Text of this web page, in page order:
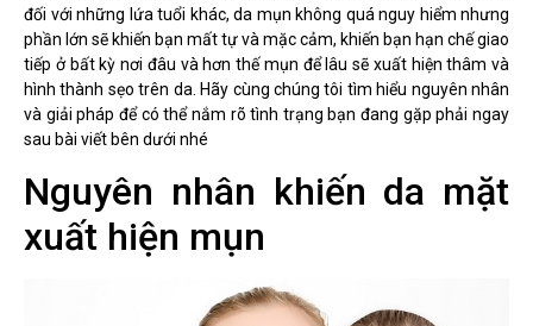
đối với những lứa tuổi khác, da mụn không quá nguy hiểm nhưng
phần lớn sẽ khiến bạn mất tự và mặc cảm, khiến bạn hạn chế giao
tiếp ở bất kỳ nơi đâu và hơn thế mụn để lâu sẽ xuất hiện thâm và
hình thành sẹo trên da. Hãy cùng chúng tôi tìm hiểu nguyên nhân
và giải pháp để có thể nắm rõ tình trạng bạn đang gặp phải ngay
sau bài viết bên dưới nhé
Nguyên nhân khiến da mặt
xuất hiện mụn